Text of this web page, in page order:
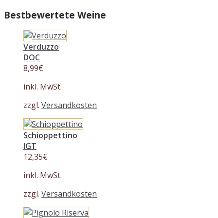
Bestbewertete Weine
Verduzzo
DOC
8,99€
inkl. MwSt.
zzgl. Versandkosten
Schioppettino
IGT
12,35€
inkl. MwSt.
zzgl. Versandkosten